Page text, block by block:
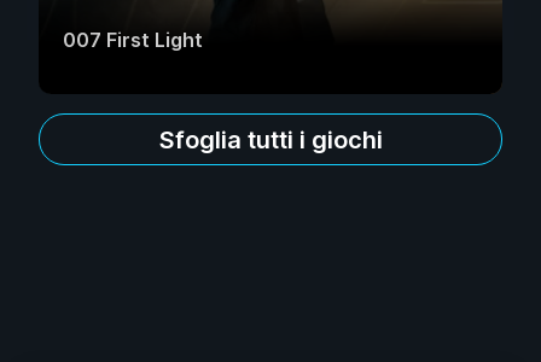
007 First Light
Sfoglia tutti i giochi